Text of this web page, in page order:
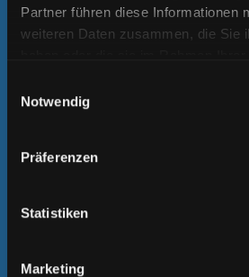
Partner führen diese Informationen
weiteren Daten zusammen, die Sie
Notwendig
Präferenzen
Statistiken
Marketing
Das Slimcase für CDs ist die